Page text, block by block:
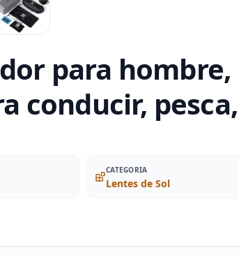
para
conducir,
CATEGORIA
Lentes de Sol